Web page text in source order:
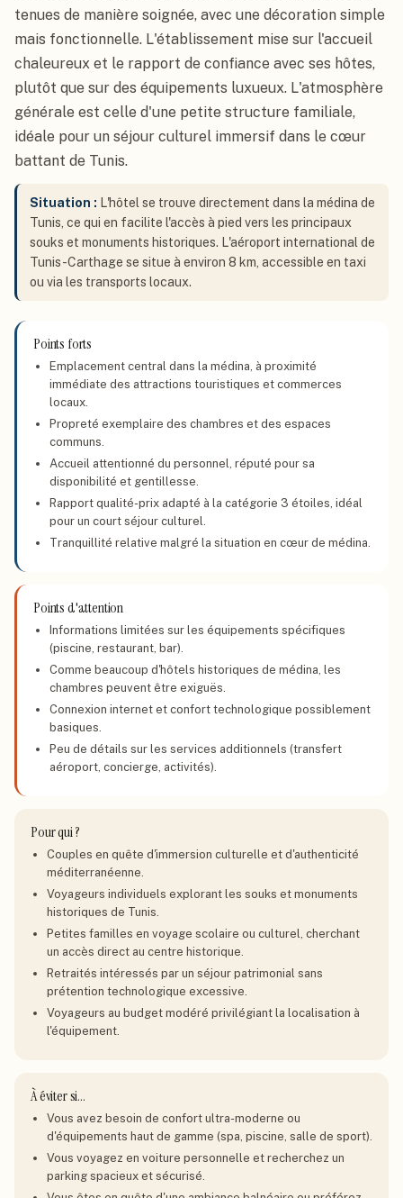
tenues de manière soignée, avec une décoration simple
mais fonctionnelle. L'établissement mise sur l'accueil
chaleureux et le rapport de confiance avec ses hôtes,
plutôt que sur des équipements luxueux. L'atmosphère
générale est celle d'une petite structure familiale,
idéale pour un séjour culturel immersif dans le cœur
battant de Tunis.
Situation : L'hôtel se trouve directement dans la médina de
Tunis, ce qui en facilite l'accès à pied vers les principaux
souks et monuments historiques. L'aéroport international de
Tunis-Carthage se situe à environ 8 km, accessible en taxi
ou via les transports locaux.
Points forts
Emplacement central dans la médina, à proximité
immédiate des attractions touristiques et commerces
locaux.
Propreté exemplaire des chambres et des espaces
communs.
Accueil attentionné du personnel, réputé pour sa
disponibilité et gentillesse.
Rapport qualité-prix adapté à la catégorie 3 étoiles, idéal
pour un court séjour culturel.
Tranquillité relative malgré la situation en cœur de médina.
Points d'attention
Informations limitées sur les équipements spécifiques
(piscine, restaurant, bar).
Comme beaucoup d'hôtels historiques de médina, les
chambres peuvent être exiguës.
Connexion internet et confort technologique possiblement
basiques.
Peu de détails sur les services additionnels (transfert
aéroport, concierge, activités).
Pour qui ?
Couples en quête d'immersion culturelle et d'authenticité
méditerranéenne.
Voyageurs individuels explorant les souks et monuments
historiques de Tunis.
Petites familles en voyage scolaire ou culturel, cherchant
un accès direct au centre historique.
Retraités intéressés par un séjour patrimonial sans
prétention technologique excessive.
Voyageurs au budget modéré privilégiant la localisation à
l'équipement.
À éviter si…
Vous avez besoin de confort ultra-moderne ou
d'équipements haut de gamme (spa, piscine, salle de sport).
Vous voyagez en voiture personnelle et recherchez un
parking spacieux et sécurisé.